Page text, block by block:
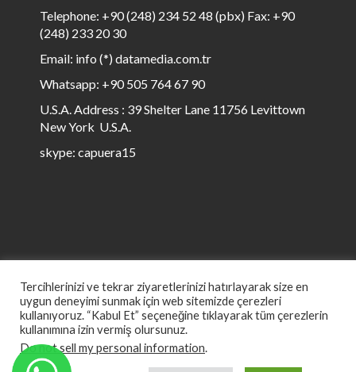
Telephone: +90 (248) 234 52 48 (pbx) Fax: +90
(248) 233 20 30
Email: info (*) datamedia.com.tr
Whatsapp: +90 505 764 67 90
U.S.A. Address : 39 Shelter Lane 11756 Levittown
New York U.S.A.
skype: capuera15
© All rights reserved to Data Media 1999 to ∞
Tercihlerinizi ve tekrar ziyaretlerinizi hatırlayarak size en
uygun deneyimi sunmak için web sitemizde çerezleri
kullanıyoruz. “Kabul Et” seçeneğine tıklayarak tüm çerezlerin
kullanımına izin vermiş olursunuz.
Do not sell my personal information.